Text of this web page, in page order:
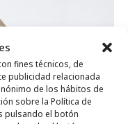
fines técnicos, de
publicidad relacionada
de los hábitos de
sobre la Política de
pulsando el botón